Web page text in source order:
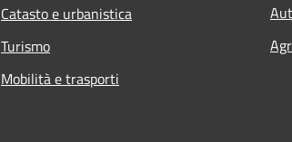
Catasto e urbanistica
Turismo
Mobilità e trasporti